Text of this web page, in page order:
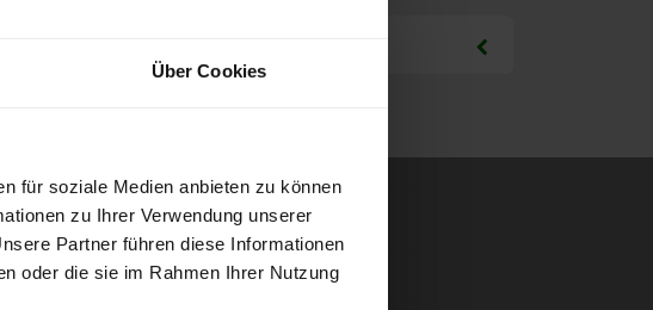
Über Cookies
für soziale Medien anbieten zu können
zu Ihrer Verwendung unserer
Partner führen diese Informationen
oder die sie im Rahmen Ihrer Nutzung